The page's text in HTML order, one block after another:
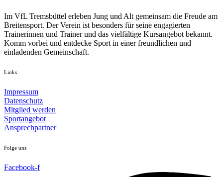
Im VfL Tremsbüttel erleben Jung und Alt gemeinsam die Freude am
Breitensport. Der Verein ist besonders für seine engagierten
Trainerinnen und Trainer und das vielfältige Kursangebot bekannt.
Komm vorbei und entdecke Sport in einer freundlichen und
einladenden Gemeinschaft.
Links
Impressum
Datenschutz
Mitglied werden
Sportangebot
Ansprechpartner
Folge uns
Facebook-f